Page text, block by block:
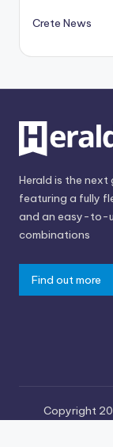
Crete News
Herald is the next
featuring a fully
and an easy-to-
combinations
Find out more
Copyright